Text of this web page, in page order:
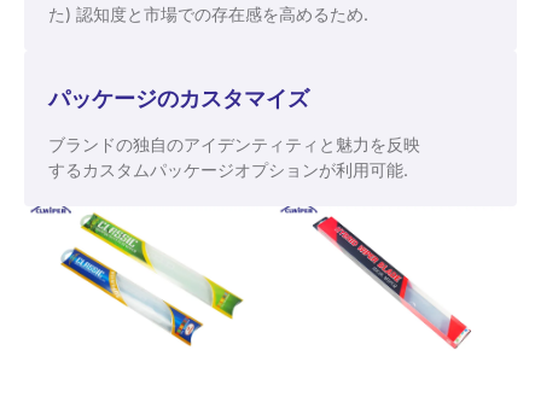
た) 認知度と市場での存在感を高めるため.
パッケージのカスタマイズ
ブランドの独自のアイデンティティと魅力を反映
するカスタムパッケージオプションが利用可能.